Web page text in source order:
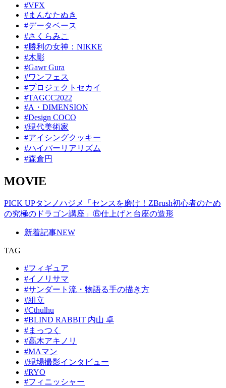
#VFX
#まんなたぬき
#データベース
#さくらみこ
#勝利の女神：NIKKE
#木彫
#Gawr Gura
#ワンフェス
#プロジェクトセカイ
#TAGCC2022
#A・DIMENSION
#Design COCO
#現代美術家
#アイシングクッキー
#ハイパーリアリズム
#森倉円
MOVIE
PICK UPタンノハジメ「センスを磨け！ZBrush初心者のため
の究極のドラゴン講座」⑥仕上げと台座の造形
新着記事NEW
TAG
#フィギュア
#イノリサマ
#サンダート流・物語る手の描き方
#組立
#Cthulhu
#BLIND RABBIT 内山 卓
#まっつく
#高木アキノリ
#MAマン
#現場撮影インタビュー
#RYO
#フィニッシャー